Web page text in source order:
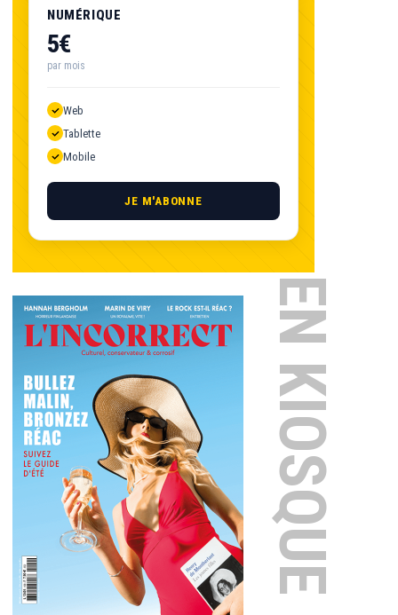
NUMÉRIQUE
5€
par mois
Web
Tablette
Mobile
JE M'ABONNE
EN KIOSQUE